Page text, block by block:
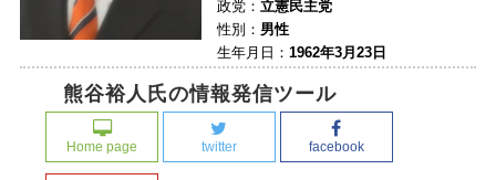
政党： 立憲民主党
性別： 男性
生年月日： 1962年3月23日
熊谷裕人氏の情報発信ツール
Home page twitter facebook